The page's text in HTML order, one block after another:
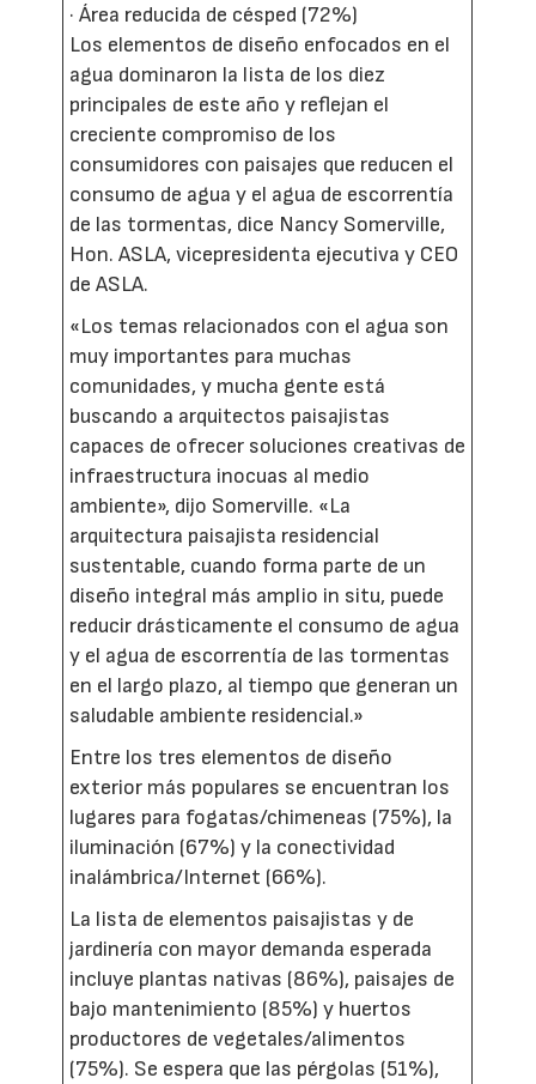
· Área reducida de césped (72%)
Los elementos de diseño enfocados en el
agua dominaron la lista de los diez
principales de este año y reflejan el
creciente compromiso de los
consumidores con paisajes que reducen el
consumo de agua y el agua de escorrentía
de las tormentas, dice Nancy Somerville,
Hon. ASLA, vicepresidenta ejecutiva y CEO
de ASLA.
«Los temas relacionados con el agua son
muy importantes para muchas
comunidades, y mucha gente está
buscando a arquitectos paisajistas
capaces de ofrecer soluciones creativas de
infraestructura inocuas al medio
ambiente», dijo Somerville. «La
arquitectura paisajista residencial
sustentable, cuando forma parte de un
diseño integral más amplio in situ, puede
reducir drásticamente el consumo de agua
y el agua de escorrentía de las tormentas
en el largo plazo, al tiempo que generan un
saludable ambiente residencial.»
Entre los tres elementos de diseño
exterior más populares se encuentran los
lugares para fogatas/chimeneas (75%), la
iluminación (67%) y la conectividad
inalámbrica/Internet (66%).
La lista de elementos paisajistas y de
jardinería con mayor demanda esperada
incluye plantas nativas (86%), paisajes de
bajo mantenimiento (85%) y huertos
productores de vegetales/alimentos
(75%). Se espera que las pérgolas (51%),